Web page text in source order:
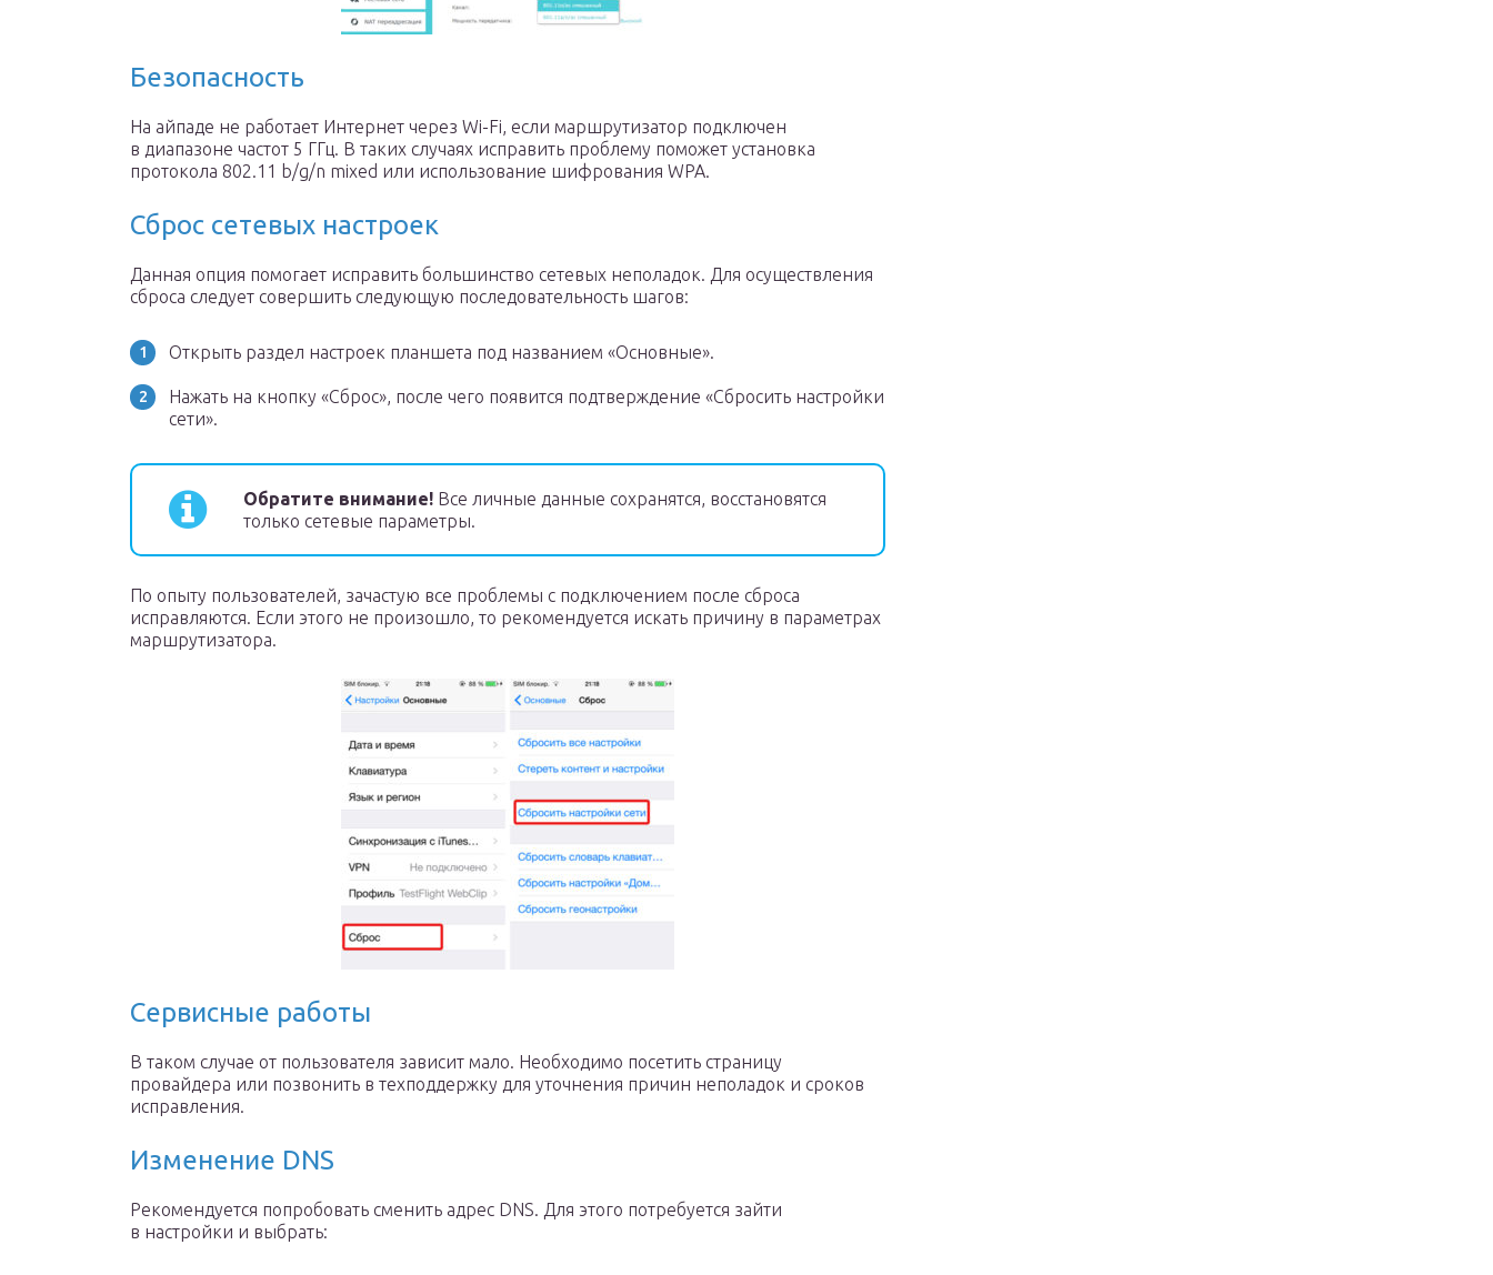
Безопасность
На айпаде не работает Интернет через Wi-Fi, если маршрутизатор подключен
в диапазоне частот 5 ГГц. В таких случаях исправить проблему поможет установка
протокола 802.11 b/g/n mixed или использование шифрования WPA.
Сброс сетевых настроек
Данная опция помогает исправить большинство сетевых неполадок. Для осуществления
сброса следует совершить следующую последовательность шагов:
Открыть раздел настроек планшета под названием «Основные».
Нажать на кнопку «Сброс», после чего появится подтверждение «Сбросить настройки
сети».
Обратите внимание! Все личные данные сохранятся, восстановятся
только сетевые параметры.
По опыту пользователей, зачастую все проблемы с подключением после сброса
исправляются. Если этого не произошло, то рекомендуется искать причину в параметрах
маршрутизатора.
Сервисные работы
В таком случае от пользователя зависит мало. Необходимо посетить страницу
провайдера или позвонить в техподдержку для уточнения причин неполадок и сроков
исправления.
Изменение DNS
Рекомендуется попробовать сменить адрес DNS. Для этого потребуется зайти
в настройки и выбрать: